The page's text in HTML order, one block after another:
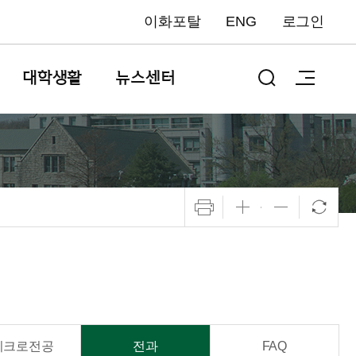
이화포탈 ENG 로그인
대학생활 뉴스센터
크로전공 전과 FAQ